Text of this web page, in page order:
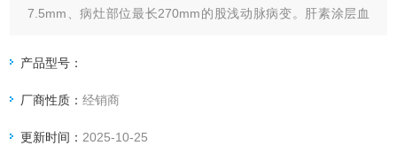
7.5mm、病灶部位最长270mm的股浅动脉病变。肝素涂层血
恢复其相关血管血流，治疗血管直径范围为4.0-12mm、病灶
产品型号：
厂商性质：经销商
更新时间： 2025-10-25